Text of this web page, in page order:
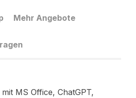
Mehr Angebote
MS Office, ChatGPT,